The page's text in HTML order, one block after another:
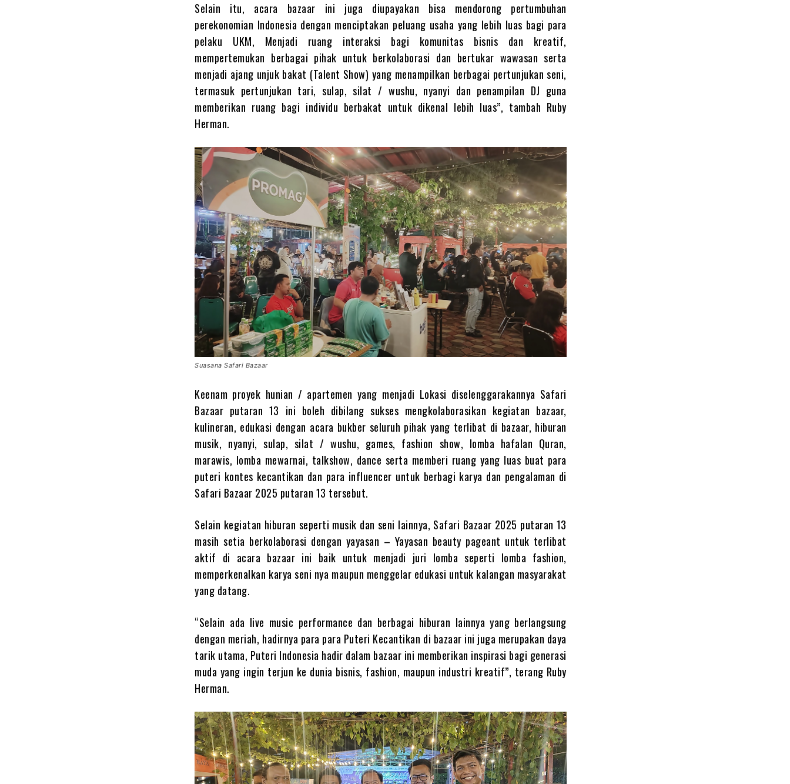
Selain itu, acara bazaar ini juga diupayakan bisa mendorong pertumbuhan
perekonomian Indonesia dengan menciptakan peluang usaha yang lebih luas bagi para
pelaku UKM, Menjadi ruang interaksi bagi komunitas bisnis dan kreatif,
mempertemukan berbagai pihak untuk berkolaborasi dan bertukar wawasan serta
menjadi ajang unjuk bakat (Talent Show) yang menampilkan berbagai pertunjukan seni,
termasuk pertunjukan tari, sulap, silat / wushu, nyanyi dan penampilan DJ guna
memberikan ruang bagi individu berbakat untuk dikenal lebih luas”, tambah Ruby
Herman.
Suasana Safari Bazaar
Keenam proyek hunian / apartemen yang menjadi Lokasi diselenggarakannya Safari
Bazaar putaran 13 ini boleh dibilang sukses mengkolaborasikan kegiatan bazaar,
kulineran, edukasi dengan acara bukber seluruh pihak yang terlibat di bazaar, hiburan
musik, nyanyi, sulap, silat / wushu, games, fashion show, lomba hafalan Quran,
marawis, lomba mewarnai, talkshow, dance serta memberi ruang yang luas buat para
puteri kontes kecantikan dan para influencer untuk berbagi karya dan pengalaman di
Safari Bazaar 2025 putaran 13 tersebut.
Selain kegiatan hiburan seperti musik dan seni lainnya, Safari Bazaar 2025 putaran 13
masih setia berkolaborasi dengan yayasan – Yayasan beauty pageant untuk terlibat
aktif di acara bazaar ini baik untuk menjadi juri lomba seperti lomba fashion,
memperkenalkan karya seni nya maupun menggelar edukasi untuk kalangan masyarakat
yang datang.
“Selain ada live music performance dan berbagai hiburan lainnya yang berlangsung
dengan meriah, hadirnya para para Puteri Kecantikan di bazaar ini juga merupakan daya
tarik utama, Puteri Indonesia hadir dalam bazaar ini memberikan inspirasi bagi generasi
muda yang ingin terjun ke dunia bisnis, fashion, maupun industri kreatif”, terang Ruby
Herman.